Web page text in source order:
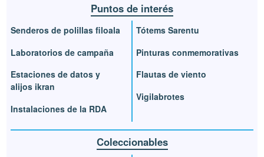
Puntos de interés
Senderos de polillas filoala
Laboratorios de campaña
Estaciones de datos y
alijos ikran
Instalaciones de la RDA
Tótems Sarentu
Pinturas conmemorativas
Flautas de viento
Vigilabrotes
Coleccionables